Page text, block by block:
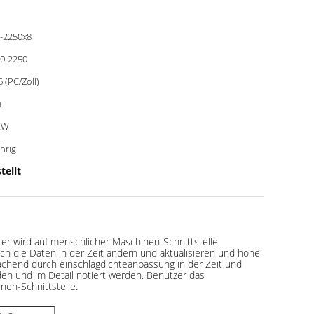
2250x8
2250
(PC/Zoll)
wird auf menschlicher Maschinen-Schnittstelle
die Daten in der Zeit ändern und aktualisieren und hohe
durch einschlagdichteanpassung in der Zeit und
und im Detail notiert werden. Benutzer das
Schnittstelle.